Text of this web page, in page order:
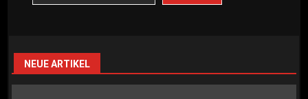
NEUE ARTIKEL